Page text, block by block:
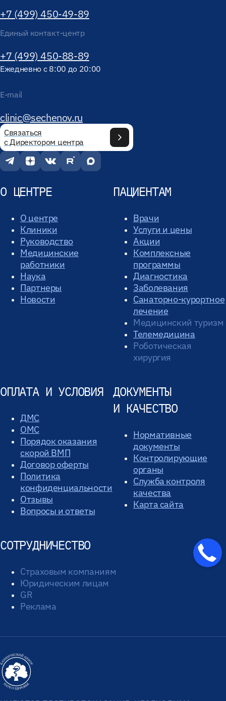
+7 (499) 450-49-89
Единый контакт-центр
+7 (499) 450-88-89
Ежедневно с 8:00 до 20:00
E-mail
clinic@sechenov.ru
Связаться
с Директором центра
О ЦЕНТРЕ
О центре
Клиники
Руководство
Медицинские
работники
Наука
Партнеры
Новости
ПАЦИЕНТАМ
Врачи
Услуги и цены
Акции
Комплексные
программы
Диагностика
Заболевания
Санаторно-курортное
лечение
Медицинский туризм
Телемедицина
Роботическая
хирургия
ОПЛАТА И УСЛОВИЯ
ДМС
ОМС
Порядок оказания
скорой ВМП
Договор оферты
Политика
конфиденциальности
Отзывы
Вопросы и ответы
ДОКУМЕНТЫ
И КАЧЕСТВО
Нормативные
документы
Контролирующие
органы
Служба контроля
качества
Карта сайта
СОТРУДНИЧЕСТВО
Страховым компаниям
Юридическим лицам
GR
Реклама